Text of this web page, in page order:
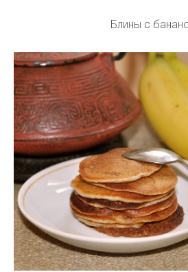
Блины с